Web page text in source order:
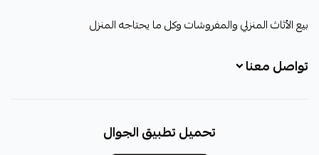
ديكورا
بيع الأثاث المنزلي والمفروشات وكل ما يحتاجه المنزل
تواصل معنا
تحميل تطبيق الجوال